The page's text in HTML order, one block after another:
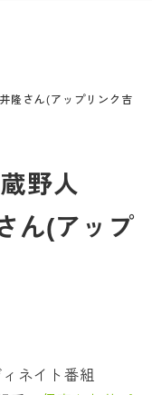
さん(アップリンク吉
蔵野人
ん(アップ
ネイト番組